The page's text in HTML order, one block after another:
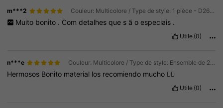
m***2 Couleur: Multicolore / Type de style: 1 pièce - D2695353B
Muito bonito . Com detalhes que s ã o especiais .
Utile (0)
n***e Couleur: Multicolore / Type de style: Ensemble de 2 bracelets
Hermosos Bonito material los recomiendo mucho 👌🏻
Utile (0)